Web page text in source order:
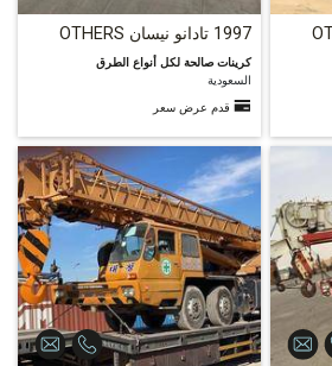
1997 تادانو نيسان OTHERS
كرينات صالحة لكل أنواع الطرق
السعودية
قدم عرض سعر